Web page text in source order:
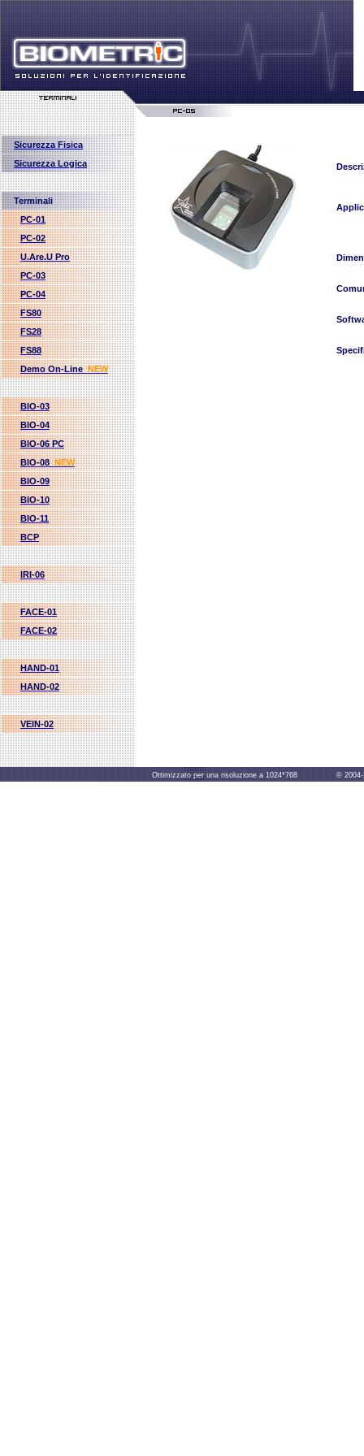
Sicurezza Fisica
Sicurezza Logica
Terminali
PC-01
PC-02
U.Are.U Pro
PC-03
PC-04
FS80
FS28
FS88
Demo On-LineNEW
BIO-03
BIO-04
BIO-06 PC
BIO-08NEW
BIO-09
BIO-10
BIO-11
BCP
IRI-06
FACE-01
FACE-02
HAND-01
HAND-02
VEIN-02
Ottimizzato per una risoluzione a 1024*768 © 2004-